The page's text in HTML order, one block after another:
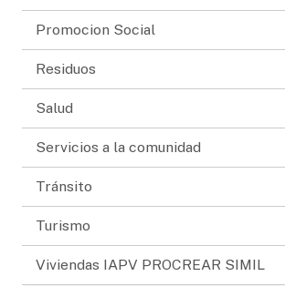
Promocion Social
Residuos
Salud
Servicios a la comunidad
Tránsito
Turismo
Viviendas IAPV PROCREAR SIMIL